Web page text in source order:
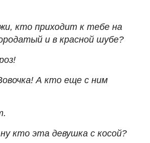
кто приходит к тебе на
и в красной шубе?
А кто еще с ним
кто эта девушка с косой?